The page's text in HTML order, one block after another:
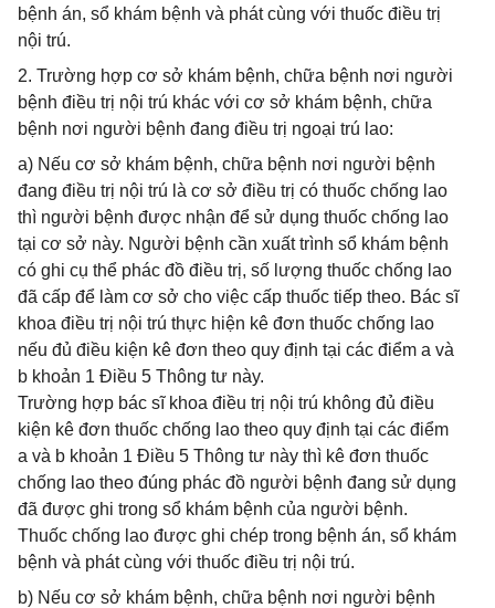
bệnh án, sổ khám bệnh và phát cùng với thuốc điều trị
nội trú.
2. Trường hợp cơ sở khám bệnh, chữa bệnh nơi người
bệnh điều trị nội trú khác với cơ sở khám bệnh, chữa
bệnh nơi người bệnh đang điều trị ngoại trú lao:
a) Nếu cơ sở khám bệnh, chữa bệnh nơi người bệnh
đang điều trị nội trú là cơ sở điều trị có thuốc chống lao
thì người bệnh được nhận để sử dụng thuốc chống lao
tại cơ sở này. Người bệnh cần xuất trình sổ khám bệnh
có ghi cụ thể phác đồ điều trị, số lượng thuốc chống lao
đã cấp để làm cơ sở cho việc cấp thuốc tiếp theo. Bác sĩ
khoa điều trị nội trú thực hiện kê đơn thuốc chống lao
nếu đủ điều kiện kê đơn theo quy định tại các điểm a và
b khoản 1 Điều 5 Thông tư này.
Trường hợp bác sĩ khoa điều trị nội trú không đủ điều
kiện kê đơn thuốc chống lao theo quy định tại các điểm
a và b khoản 1 Điều 5 Thông tư này thì kê đơn thuốc
chống lao theo đúng phác đồ người bệnh đang sử dụng
đã được ghi trong sổ khám bệnh của người bệnh.
Thuốc chống lao được ghi chép trong bệnh án, sổ khám
bệnh và phát cùng với thuốc điều trị nội trú.
b) Nếu cơ sở khám bệnh, chữa bệnh nơi người bệnh